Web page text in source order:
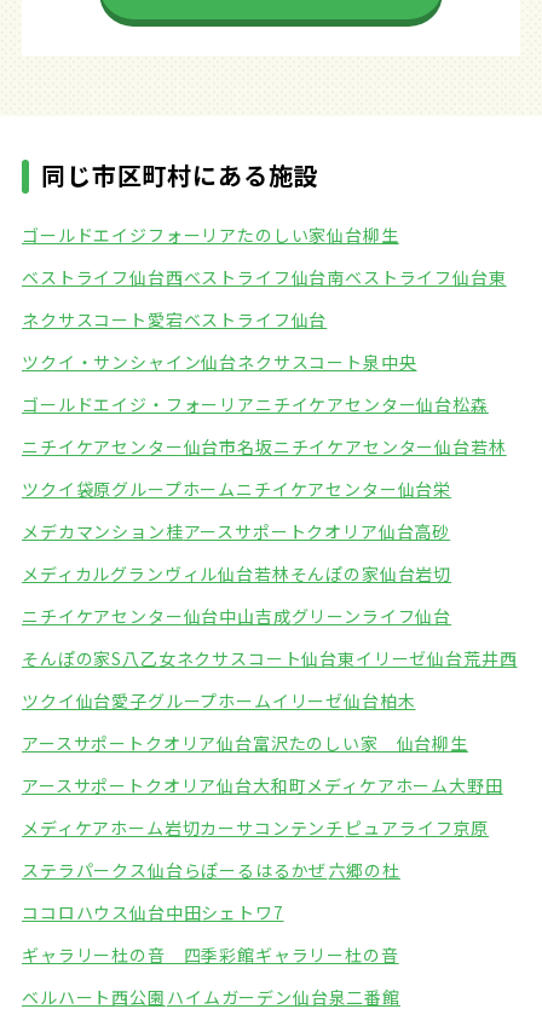
同じ市区町村にある施設
ゴールドエイジフォーリアたのしい家仙台柳生
ベストライフ仙台西ベストライフ仙台南ベストライフ仙台東
ネクサスコート愛宕ベストライフ仙台
ツクイ・サンシャイン仙台ネクサスコート泉中央
ゴールドエイジ・フォーリアニチイケアセンター仙台松森
ニチイケアセンター仙台市名坂ニチイケアセンター仙台若林
ツクイ袋原グループホームニチイケアセンター仙台栄
メデカマンション桂アースサポートクオリア仙台高砂
メディカルグランヴィル仙台若林そんぽの家仙台岩切
ニチイケアセンター仙台中山吉成グリーンライフ仙台
そんぽの家S八乙女ネクサスコート仙台東イリーゼ仙台荒井西
ツクイ仙台愛子グループホームイリーゼ仙台柏木
アースサポートクオリア仙台富沢たのしい家 仙台柳生
アースサポートクオリア仙台大和町メディケアホーム大野田
メディケアホーム岩切カーサコンテンチ ピュアライフ京原
ステラパークス仙台らぽーるはるかぜ六郷の杜
ココロハウス仙台中田シェトワ7
ギャラリー杜の音 四季彩館ギャラリー杜の音
ベルハート西公園 ハイムガーデン仙台泉二番館